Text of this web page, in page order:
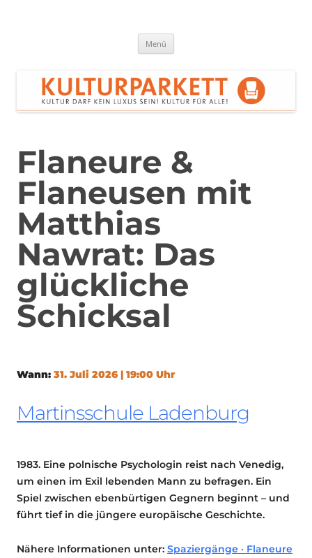
Menü
Flaneure &
Flaneusen mit
Matthias
Nawrat: Das
glückliche
Schicksal
Wann: 31. Juli 2026 | 19:00 Uhr
Martinsschule Ladenburg
1983. Eine polnische Psychologin reist nach Venedig,
um einen im Exil lebenden Mann zu befragen. Ein
Spiel zwischen ebenbürtigen Gegnern beginnt – und
führt tief in die jüngere europäische Geschichte.
Nähere Informationen unter: Spaziergänge · Flaneure